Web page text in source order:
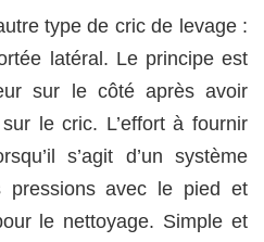
type de cric de levage :
latéral. Le principe est
sur le côté après avoir
le cric. L’effort à fournir
s’agit d’un système
pressions avec le pied et
le nettoyage. Simple et